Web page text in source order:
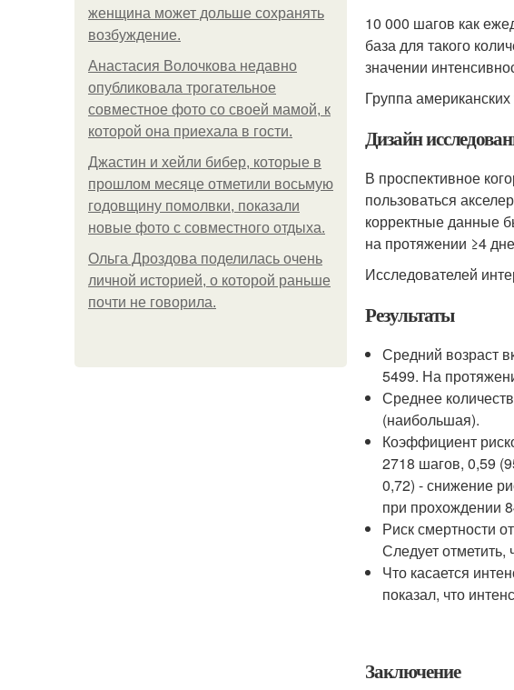
женщина может дольше сохранять
возбуждение.
Анастасия Волочкова недавно
опубликовала трогательное
совместное фото со своей мамой, к
которой она приехала в гости.
Джастин и хейли бибер, которые в
прошлом месяце отметили восьмую
годовщину помолвки, показали
новые фото с совместного отдыха.
Ольга Дроздова поделилась очень
личной историей, о которой раньше
почти не говорила.
10 000 шагов как
база для такого
значении
Группа
Дизайн
В проспективное
пользоваться
корректные данные
на протяжении ≥4
Исследователей
Результаты
Средний возраст
5499. На
Среднее
(наибольшая).
Коэффициент
2718 шагов, 0,59
0,72) - снижение
при прохождении
Риск смертности
Следует
Что касается
показал, что
Заключение